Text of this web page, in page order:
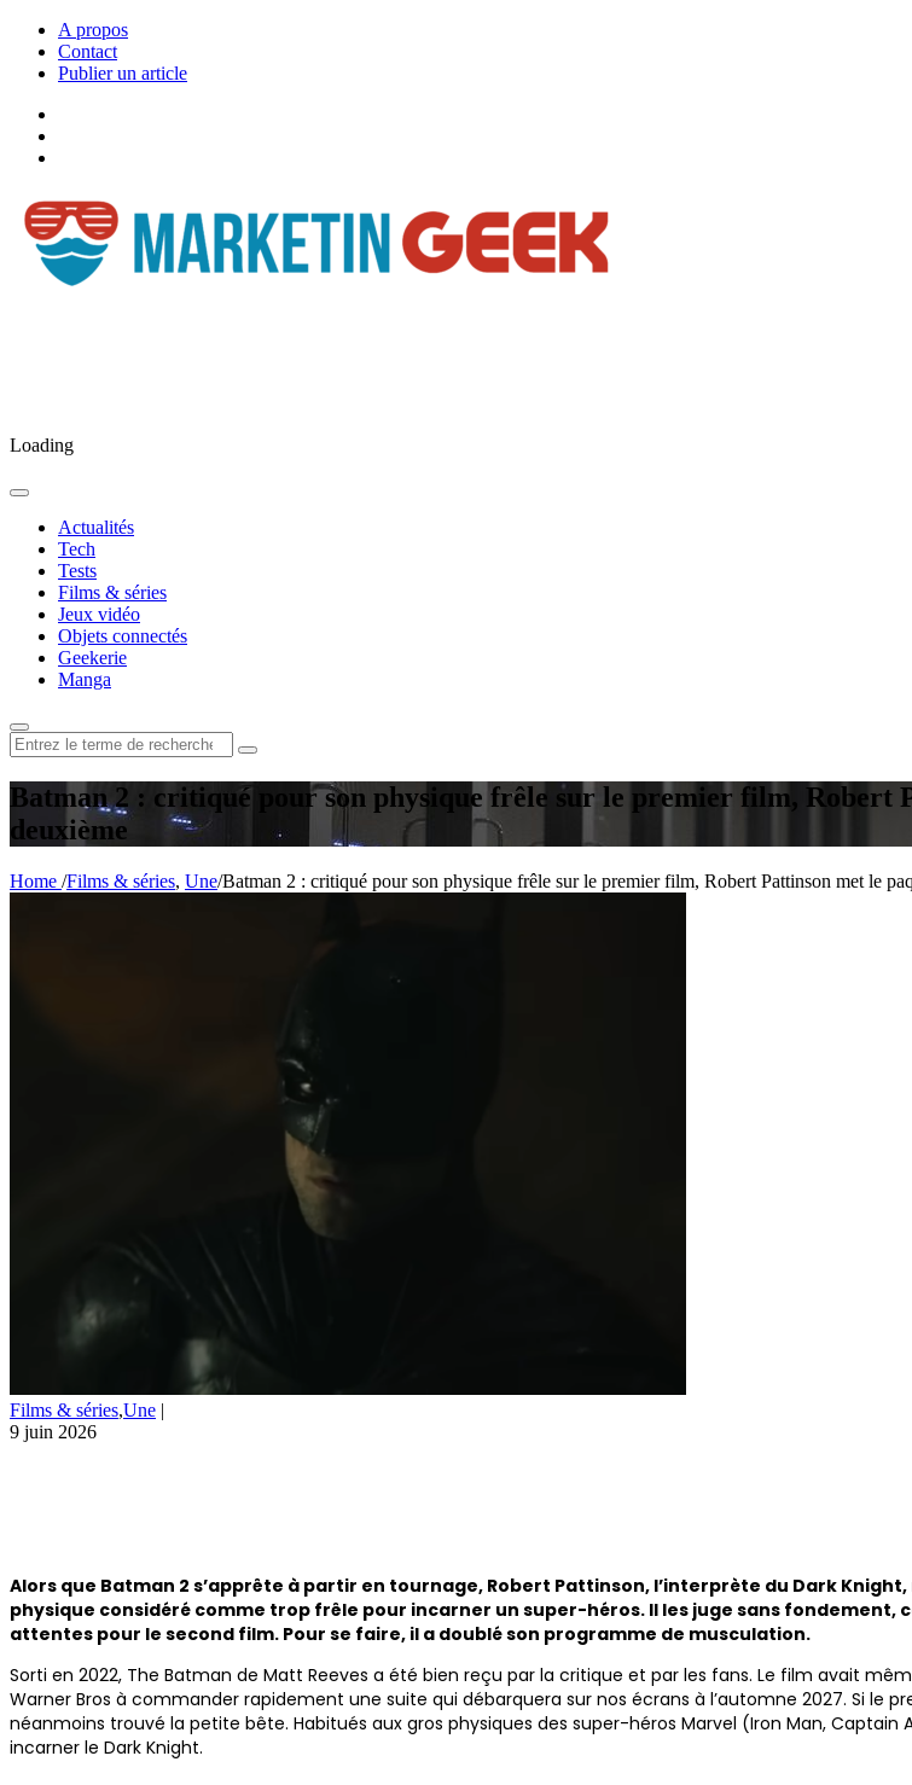
A propos
Contact
Publier un article
Loading
Actualités
Tech
Tests
Films & séries
Jeux vidéo
Objets connectés
Geekerie
Manga
Rechercher
:
Batman 2 : critiqué pour son physique frêle sur le premier film, Robert
deuxième
Home /Films & séries, Une/Batman 2 : critiqué pour son physique frêle sur le premier film, Robert Pattinson met le
Films & séries,Une |
9 juin 2026
Alors que Batman 2 s’apprête à partir en tournage, Robert Pattinson, l’interprète du Dark
physique considéré comme trop frêle pour incarner un super-héros. Il les juge sans
attentes pour le second film. Pour se faire, il a doublé son programme de musculation.
Sorti en 2022, The Batman de Matt Reeves a été bien reçu par la critique et par les fans. Le film avait
Warner Bros à commander rapidement une suite qui débarquera sur nos écrans à l’automne 2027. Si le
néanmoins trouvé la petite bête. Habitués aux gros physiques des super-héros Marvel (Iron Man,
incarner le Dark Knight.